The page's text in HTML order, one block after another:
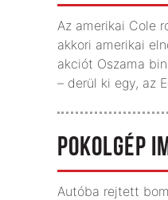
Az amerikai Cole
akkori amerikai
akciót Oszama
– derül ki egy, az
POKOLGÉP
Autóba rejtett